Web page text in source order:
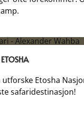
utforske Etosha
safaridestinasjon!